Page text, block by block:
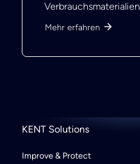
Verbrauchsmaterialien
Mehr erfahren
KENT Solutions
Improve & Protect